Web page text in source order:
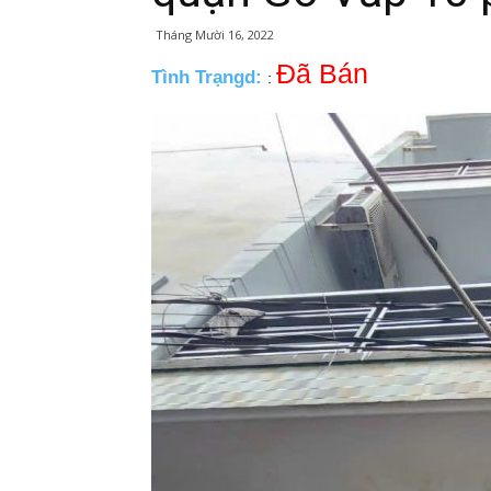
Tháng Mười 16, 2022
Tình Trạngd: : Đã Bán